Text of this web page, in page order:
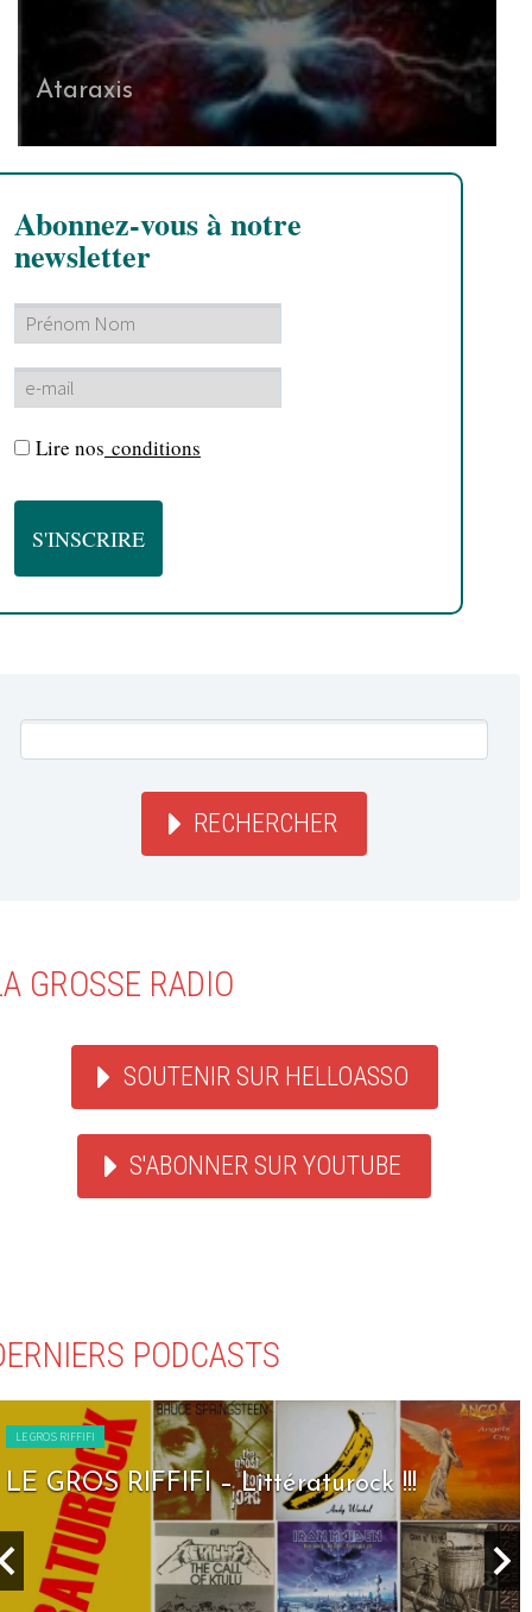
Ataraxis
Abonnez-vous à notre
newsletter
Lire nos conditions
RECHERCHER
GROSSE RADIO
SOUTENIR SUR HELLOASSO
S'ABONNER SUR YOUTUBE
PODCASTS
LE GROS RIFFIFI
LE GROS RIFFIFI – Seven Days To Rock !!!